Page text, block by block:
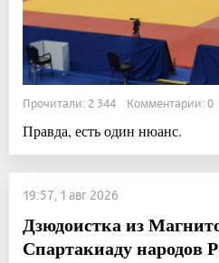
Прочитали: 2 344 Комментарии: 0
Правда, есть один нюанс.
19:57, 1 авг 2026
Дзюдоистка из
Спартакиаду народов